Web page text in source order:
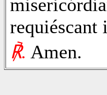
requiéscant
℟. Amen.